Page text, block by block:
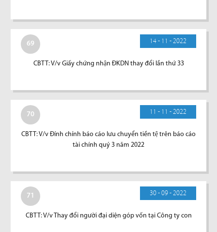
69 14 - 11 - 2022
CBTT: V/v Giấy chứng nhận ĐKDN thay đổi lần thứ 33
70 11 - 11 - 2022
CBTT: V/v Đính chính báo cáo lưu chuyển tiền tệ trên báo cáo
tài chính quý 3 năm 2022
71 30 - 09 - 2022
CBTT: V/v Thay đổi người đại diện góp vốn tại Công ty con